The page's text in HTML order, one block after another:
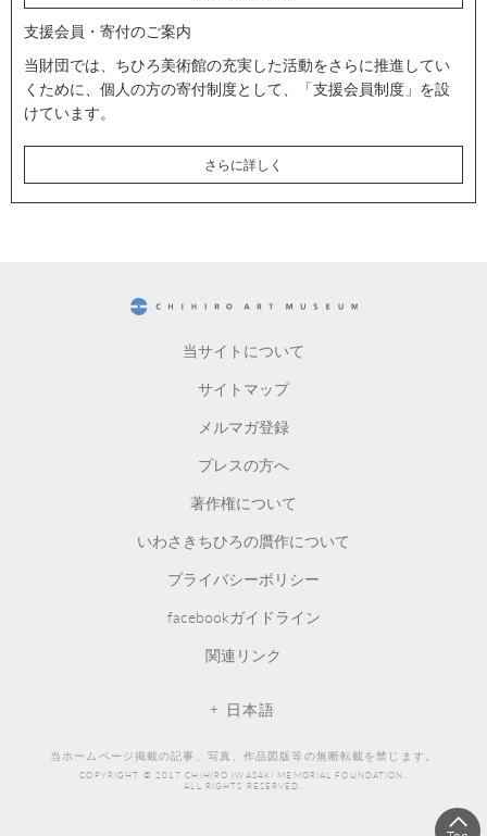
支援会員・寄付のご案内
当財団では、ちひろ美術館の充実した活動をさらに推進してい
くために、個人の方の寄付制度として、「支援会員制度」を設
けています。
さらに詳しく
当サイトについて
サイトマップ
メルマガ登録
プレスの方へ
著作権について
いわさきちひろの贋作について
プライバシーポリシー
facebookガイドライン
関連リンク
日本語
当ホームページ掲載の記事、写真、作品図版等の無断転載を禁じます。
COPYRIGHT © 2017 CHIHIRO IWASAKI MEMORIAL FOUNDATION.
ALL RIGHTS RESERVED.